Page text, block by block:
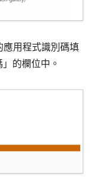
用程式識別碼填
的欄位中。